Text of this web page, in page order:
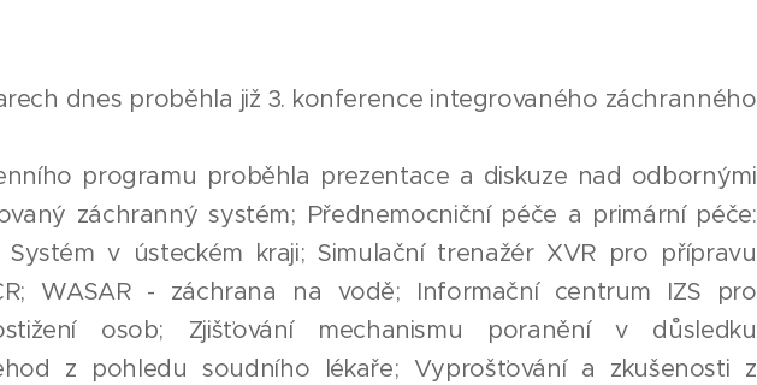
dnes proběhla již 3. konference integrovaného záchranného
programu proběhla prezentace a diskuze nad odbornými
záchranný systém; Přednemocniční péče a primární péče:
Systém v ústeckém kraji; Simulační trenažér XVR pro přípravu
WASAR - záchrana na vodě; Informační centrum IZS pro
osob; Zjišťování mechanismu poranění v důsledku
z pohledu soudního lékaře; Vyprošťování a zkušenosti z